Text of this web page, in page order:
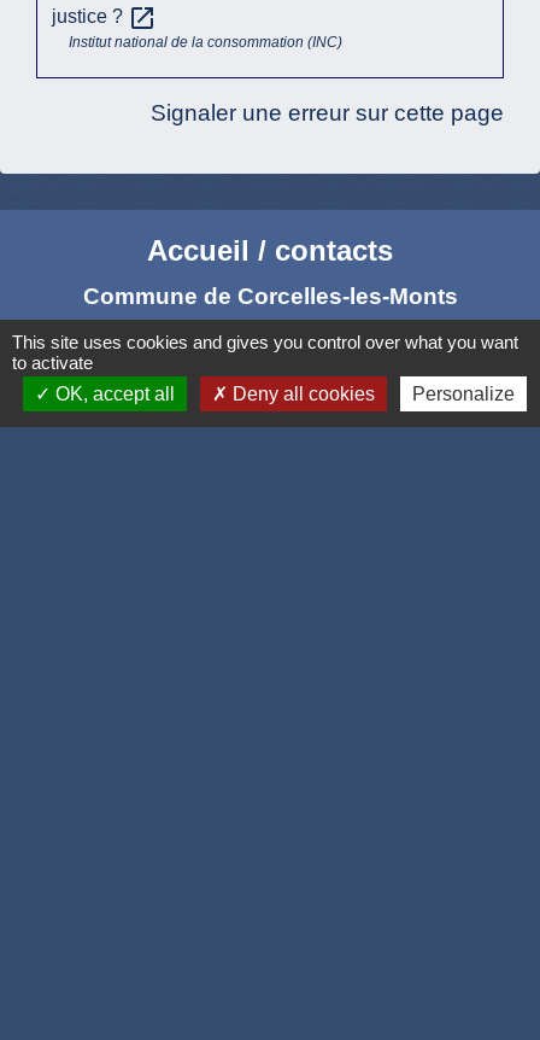
justice ? open_in_new
Institut national de la consommation (INC)
Signaler une erreur sur cette page
Accueil / contacts
Commune de Corcelles-les-Monts
15, rue Eiffel
21160 Corcelles-les-Monts - FRANCE
+33 3 80 42 93 40
This site uses cookies and gives you control over what you want
to activate
OK, accept all
Deny all cookies Personalize